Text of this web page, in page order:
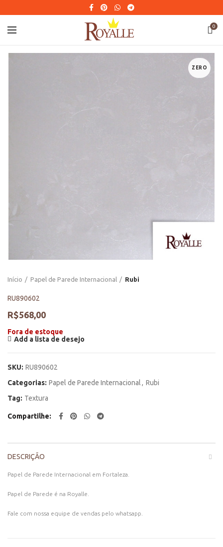
0
ZERO
Início Papel de Parede Internacional Rubi
RU890602
R$568,00
Fora de estoque
Add a lista de desejo
SKU: RU890602
Categorias: Papel de Parede Internacional, Rubi
Tag: Textura
Compartilhe
DESCRIÇÃO
Papel de Parede Internacional em Fortaleza.
Papel de Parede é na Royalle.
Fale com nossa equipe de vendas pelo whatsapp.